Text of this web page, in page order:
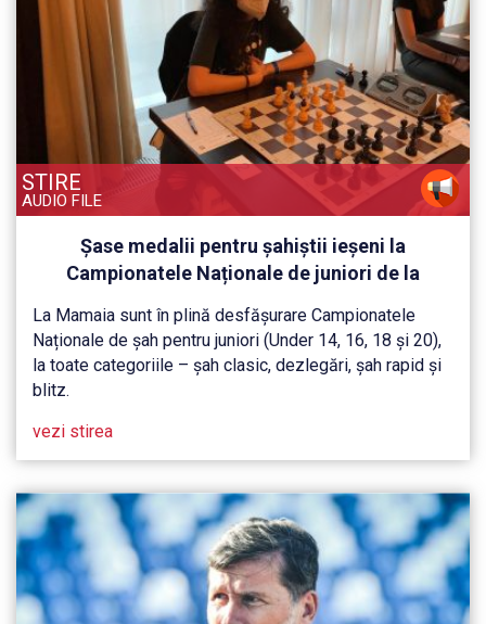
STIRE
AUDIO FILE
Șase medalii pentru șahiștii ieșeni la
Campionatele Naționale de juniori de la
Lehaci, performanță de excepție
La Mamaia sunt în plină desfășurare Campionatele
Naționale de șah pentru juniori (Under 14, 16, 18 și 20),
la toate categoriile – șah clasic, dezlegări, șah rapid și
blitz.
vezi stirea